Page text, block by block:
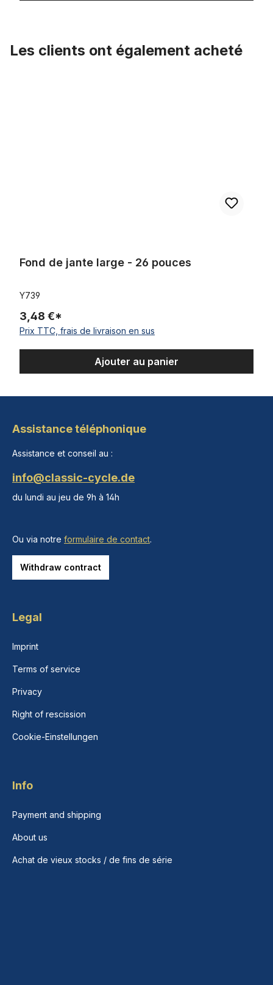
Les clients ont également acheté
Fond de jante large - 26 pouces
Y739
3,48 €*
Prix TTC, frais de livraison en sus
Ajouter au panier
Assistance téléphonique
Assistance et conseil au :
info@classic-cycle.de
du lundi au jeu de 9h à 14h
Ou via notre formulaire de contact.
Withdraw contract
Legal
Imprint
Terms of service
Privacy
Right of rescission
Cookie-Einstellungen
Info
Payment and shipping
About us
Achat de vieux stocks / de fins de série